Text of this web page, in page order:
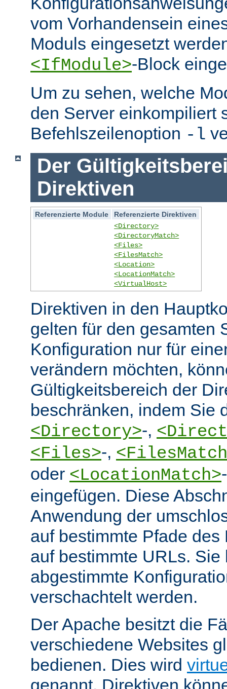
vom Vorhandensein
Moduls eingesetzt
<IfModule>-Block
Um zu sehen, welche
den Server einkompiliert
Befehlszeilenoption -l
Der
Direktiven
Referenzierte Module
Referenzierte Direktiven
<Directory>
<DirectoryMatch>
<Files>
<FilesMatch>
<Location>
<LocationMatch>
<VirtualHost>
Direktiven in den
gelten für den gesamten
Konfiguration nur für
verändern möchten,
Gültigkeitsbereich der
beschränken, indem Sie
<Directory>-,
<Files>-,
oder <LocationMatch>
eingefügen. Diese
Anwendung der
auf bestimmte Pfade
auf bestimmte URLs.
abgestimmte
verschachtelt werden.
Der Apache besitzt die
verschiedene Websites
bedienen. Dies wird
genannt. Direktiven